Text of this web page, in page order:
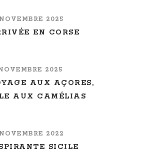
2025
EN CORSE
2025
AUX AÇORES,
AUX CAMÉLIAS
2022
SICILE